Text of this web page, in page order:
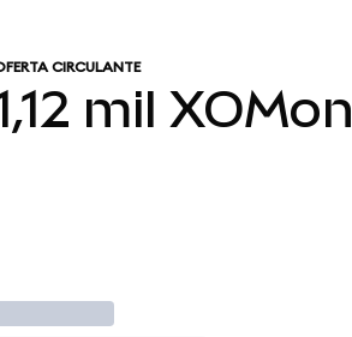
CIRCULANTE
mil XOMon